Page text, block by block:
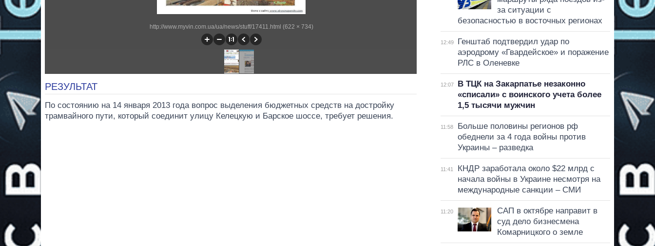
http://www.myvin.com.ua/ua/news/stuff/17411.html (622 × 734)
РЕЗУЛЬТАТ
По состоянию на 14 января 2013 года вопрос выделения бюджетных средств на достройку
трамвайного пути, который соединит улицу Келецкую и Барское шоссе, требует решения.
за ситуации с
безопасностью в восточных регионах
12:49
Генштаб подтвердил удар по
аэродрому «Гвардейское» и поражение
РЛС в Оленевке
12:07
В ТЦК на Закарпатье незаконно
«списали» с воинского учета более
1,5 тысячи мужчин
11:58
Больше половины регионов рф
обеднели за 4 года войны против
Украины – разведка
11:41
КНДР заработала около $22 млрд с
начала войны в Украине несмотря на
международные санкции – СМИ
11:20
САП в октябре направит в
суд дело бизнесмена
Комарницкого о земле